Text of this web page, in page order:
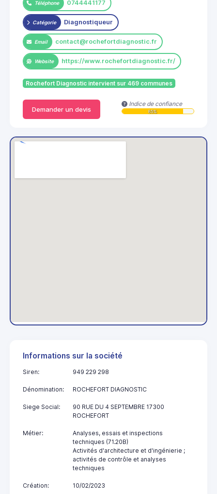
Téléphone 0744441177
Catégorie Diagnostiqueur
Email contact@rochefortdiagnostic.fr
Website https://www.rochefortdiagnostic.fr/
Rochefort Diagnostic intervient sur 469 communes
Demander un devis
Indice de confiance
85%
Informations sur la société
Siren: 949 229 298
Dénomination: ROCHEFORT DIAGNOSTIC
Siege Social:
90 RUE DU 4 SEPTEMBRE 17300
ROCHEFORT
Métier:
Analyses, essais et inspections
techniques (71.20B)
Activités d'architecture et d'ingénierie ;
activités de contrôle et analyses
techniques
Création: 10/02/2023